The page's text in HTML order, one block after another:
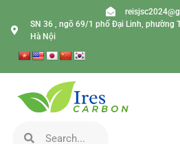
SN 36 , ngõ 69/1 phố Đại Linh, phường
Hà Nội